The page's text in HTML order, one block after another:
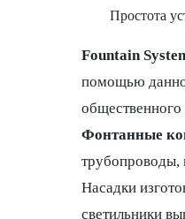
Простота
Fountain
помощью
общественного
Фонтанные
трубопроводы,
Насадки
светильники